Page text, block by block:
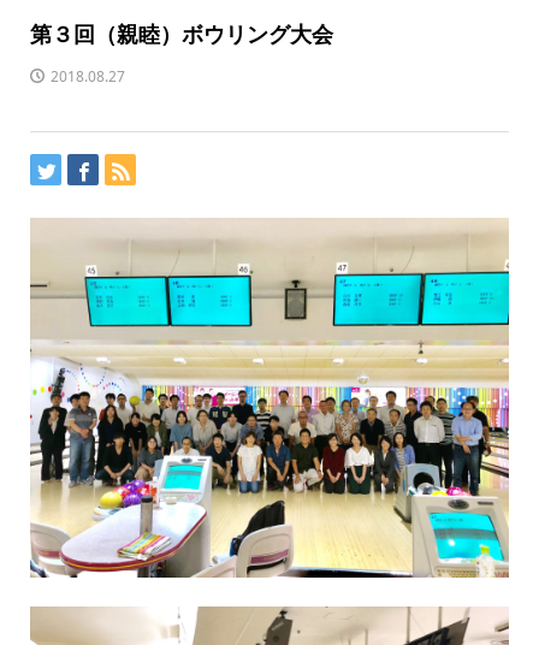
第３回（親睦）ボウリング大会
2018.08.27